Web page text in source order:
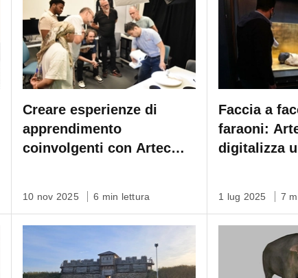
Creare esperienze di
apprendimento
coinvolgenti con Artec
10 nov 2025 6 min lettura
Faccia a
faraoni:
digitalizza
1 lug 2025 7